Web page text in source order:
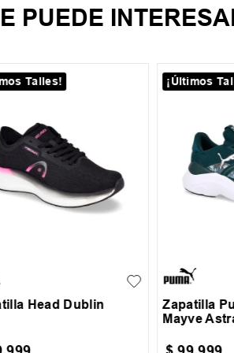
PUEDE
Talles!
Head Dublin
¡Últimos
38
Zapatilla
Mayve